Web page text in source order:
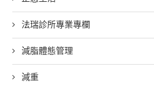
法瑞診所專業專欄
減脂體態管理
減重